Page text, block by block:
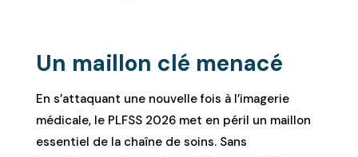
Un maillon clé menacé
En s’attaquant une nouvelle fois à l’imagerie
médicale, le PLFSS 2026 met en péril un maillon
essentiel de la chaîne de soins. Sans